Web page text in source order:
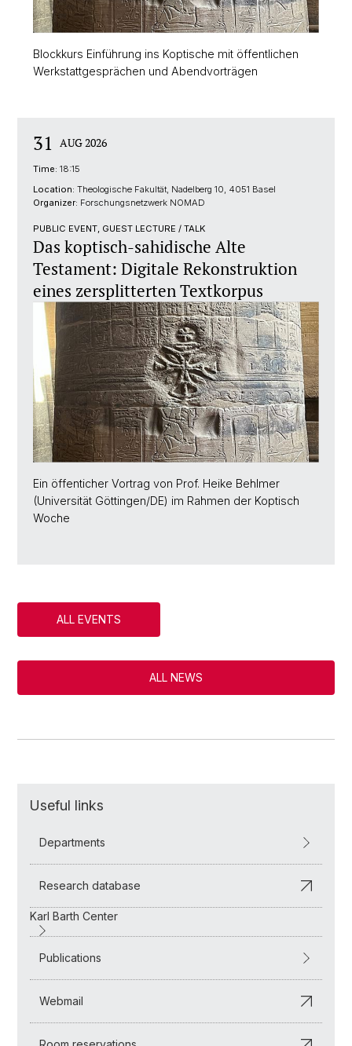
Blockkurs Einführung ins Koptische mit öffentlichen
Werkstattgesprächen und Abendvorträgen
31 AUG 2026
Time: 18:15
Location: Theologische Fakultät, Nadelberg 10, 4051 Basel
Organizer: Forschungsnetzwerk NOMAD
PUBLIC EVENT, GUEST LECTURE / TALK
Das koptisch-sahidische Alte
Testament: Digitale Rekonstruktion
eines zersplitterten Textkorpus
Ein öffenticher Vortrag von Prof. Heike Behlmer
(Universität Göttingen/DE) im Rahmen der Koptisch
Woche
ALL EVENTS
ALL NEWS
Useful links
Departments
Research database
Karl Barth Center
Publications
Webmail